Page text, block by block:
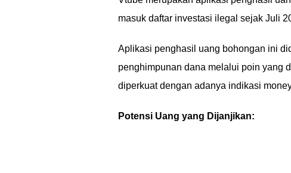
masuk daftar investasi ilegal sejak Juli
Aplikasi penghasil uang bohongan ini
penghimpunan dana melalui poin yang
diperkuat dengan adanya indikasi
Potensi Uang yang Dijanjikan: